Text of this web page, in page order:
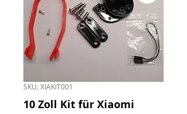
SKU: XIAKIT001
10 Zoll Kit für Xiaomi